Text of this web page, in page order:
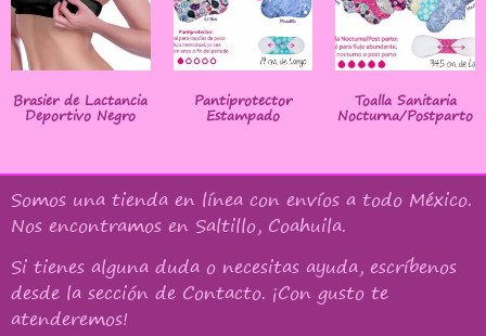
Brasier de Lactancia
Deportivo Negro
Pantiprotector
Estampado
Toalla Sanitaria
Nocturna/Postparto
Somos una tienda en línea con envíos a todo México.
Nos encontramos en Saltillo, Coahuila.
Si tienes alguna duda o necesitas ayuda, escríbenos
desde la sección de Contacto. ¡Con gusto te
atenderemos!